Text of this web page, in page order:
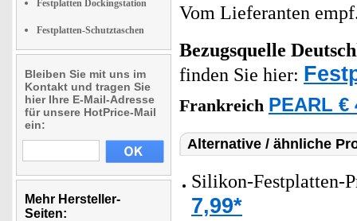
Festplatten Dockingstation
Festplatten-Schutztaschen
Bleiben Sie mit uns im
Kontakt und tragen Sie
hier Ihre E-Mail-Adresse
für unsere HotPrice-Mail
ein:
Mehr Hersteller-
Seiten:
Vom Lieferanten
Bezugsquelle
finden Sie hier:
Frankreich PEARL €
Alternative / ähnliche
Silikon-Festplatten-
7,99*